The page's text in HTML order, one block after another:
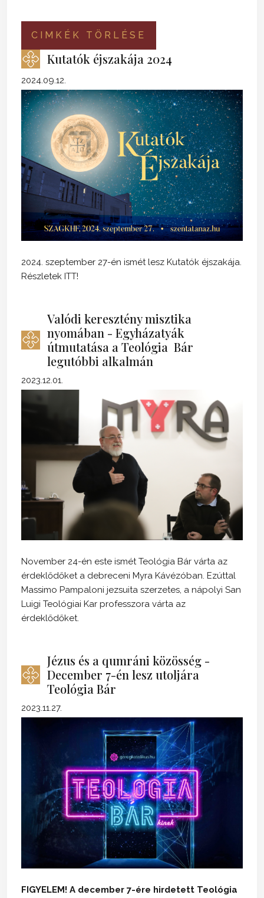
CIMKÉK TÖRLÉSE
Kutatók éjszakája 2024
2024.09.12.
2024. szeptember 27-én ismét lesz Kutatók éjszakája.
Részletek ITT!
Valódi keresztény misztika
nyomában - Egyházatyák
útmutatása a Teológia Bár
legutóbbi alkalmán
2023.12.01.
November 24-én este ismét Teológia Bár várta az
érdeklődőket a debreceni Myra Kávézóban. Ezúttal
Massimo Pampaloni jezsuita szerzetes, a nápolyi San
Luigi Teológiai Kar professzora várta az
érdeklődőket.
Jézus és a qumráni közösség -
December 7-én lesz utoljára
Teológia Bár
2023.11.27.
FIGYELEM! A december 7-ére hirdetett Teológia